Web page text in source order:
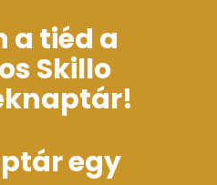
a tiéd a
Skillo
egy